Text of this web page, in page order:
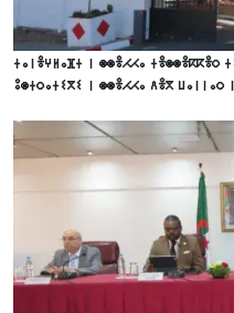
ⵜⴰⵏⴻⵖⵍⴰⴼⵜ ⵏ ⵙⵙⴻⵃⵃⴰ ⵜⴻⵙⵙⴻⴽⴽⴻⵔ
ⵓⵙⵜⵔⴰⵜⵉⴳⵉ ⵏ ⵙⵙⴻⵃⵃⴰ ⴷⴻⴳ